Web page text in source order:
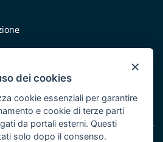
Puglia
del POR Puglia 2014/2020 -
×
dei cookies
cookie essenziali per garantire
e cookie di terze parti
da portali esterni. Questi
solo dopo il consenso.